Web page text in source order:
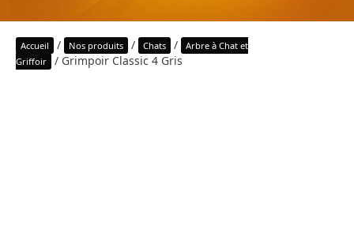
Accueil / Nos produits / Chats /
Arbre à Chat et
Griffoir
/ Grimpoir Classic 4 Gris